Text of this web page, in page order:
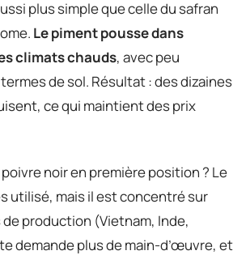
plus simple que celle du safran
Le piment pousse dans
climats chauds, avec peu
de sol. Résultat : des dizaines
ce qui maintient des prix
noir en première position ? Le
utilisé, mais il est concentré sur
de production (Vietnam, Inde,
demande plus de main-d’œuvre, et